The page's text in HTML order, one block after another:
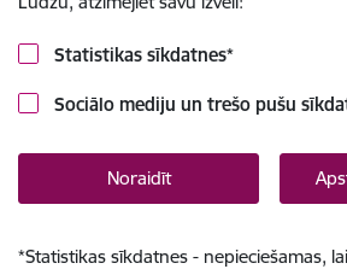
Statistikas sīkdatnes*
Sociālo mediju un trešo pušu
Noraidīt
*Statistikas sīkdatnes - nepieciešamas,